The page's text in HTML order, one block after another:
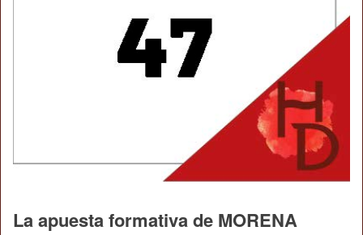
La apuesta formativa de MORENA